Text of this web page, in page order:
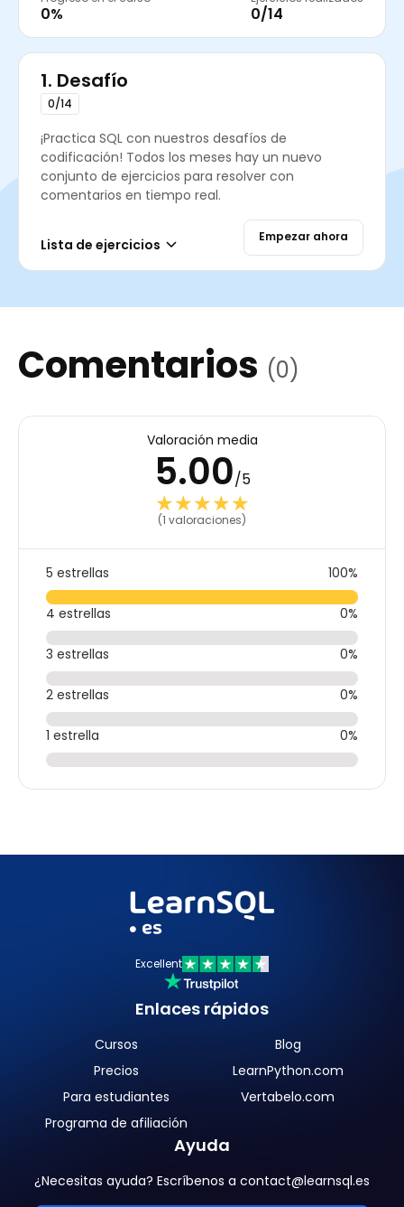
0% 0/14
1. Desafío
0/14
¡Practica SQL con nuestros desafíos de
codificación! Todos los meses hay un nuevo
conjunto de ejercicios para resolver con
comentarios en tiempo real.
Lista de ejercicios Empezar ahora
Comentarios (0)
Valoración media
5.00/5
★★★★★
★★★★★
(1 valoraciones)
5 estrellas 100%
4 estrellas 0%
3 estrellas 0%
2 estrellas 0%
1 estrella 0%
Excellent
Enlaces rápidos
Cursos
Precios
Para estudiantes
Programa de afiliación
Blog
LearnPython.com
Vertabelo.com
Ayuda
¿Necesitas ayuda? Escríbenos a contact@learnsql.es